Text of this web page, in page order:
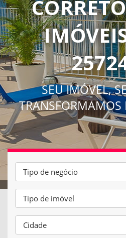
SEU IMÓVEL,
TRANSFORMAMOS
Tipo de negócio
Tipo de imóvel
Cidade